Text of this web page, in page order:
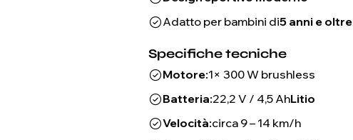
Adatto per bambini di5 anni e oltre
Specifiche tecniche
Motore:1× 300 W brushless
Batteria:22,2 V / 4,5 AhLitio
Velocità:circa 9 – 14 km/h